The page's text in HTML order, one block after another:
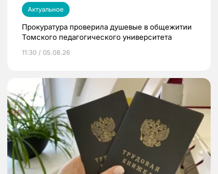
Актуальное
Прокуратура проверила душевые в общежитии
Томского педагогического университета
11:30 / 05.08.26